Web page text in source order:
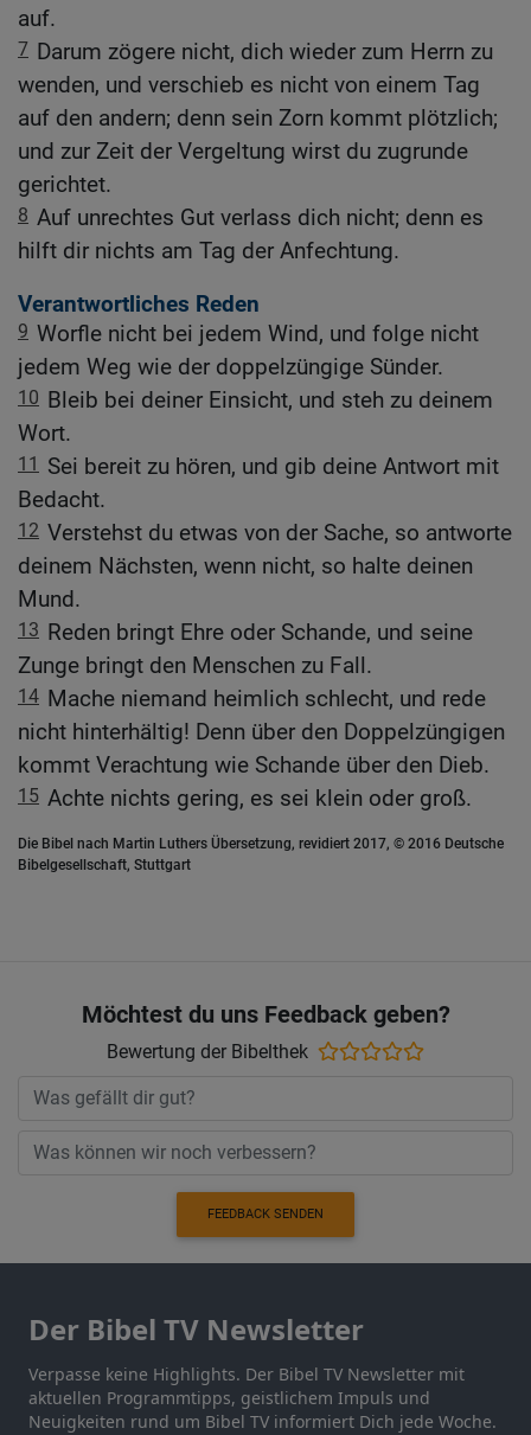
auf.
7 Darum zögere nicht, dich wieder zum Herrn zu
wenden, und verschieb es nicht von einem Tag
auf den andern; denn sein Zorn kommt plötzlich;
und zur Zeit der Vergeltung wirst du zugrunde
gerichtet.
8 Auf unrechtes Gut verlass dich nicht; denn es
hilft dir nichts am Tag der Anfechtung.
Verantwortliches Reden
9 Worfle nicht bei jedem Wind, und folge nicht
jedem Weg wie der doppelzüngige Sünder.
10 Bleib bei deiner Einsicht, und steh zu deinem
Wort.
11
Sei bereit zu hören, und gib deine Antwort mit
Bedacht.
12 Verstehst du etwas von der Sache, so antworte
deinem Nächsten, wenn nicht, so halte deinen
Mund.
13 Reden bringt Ehre oder Schande, und seine
Zunge bringt den Menschen zu Fall.
14 Mache niemand heimlich schlecht, und rede
nicht hinterhältig! Denn über den Doppelzüngigen
kommt Verachtung wie Schande über den Dieb.
15 Achte nichts gering, es sei klein oder groß.
Die Bibel nach Martin Luthers Übersetzung, revidiert 2017, © 2016 Deutsche
Bibelgesellschaft, Stuttgart
Möchtest du uns Feedback geben?
Bewertung der Bibelthek
FEEDBACK SENDEN
Der Bibel TV Newsletter
Verpasse keine Highlights. Der Bibel TV Newsletter mit
aktuellen Programmtipps, geistlichem Impuls und
Neuigkeiten rund um Bibel TV informiert Dich jede Woche.